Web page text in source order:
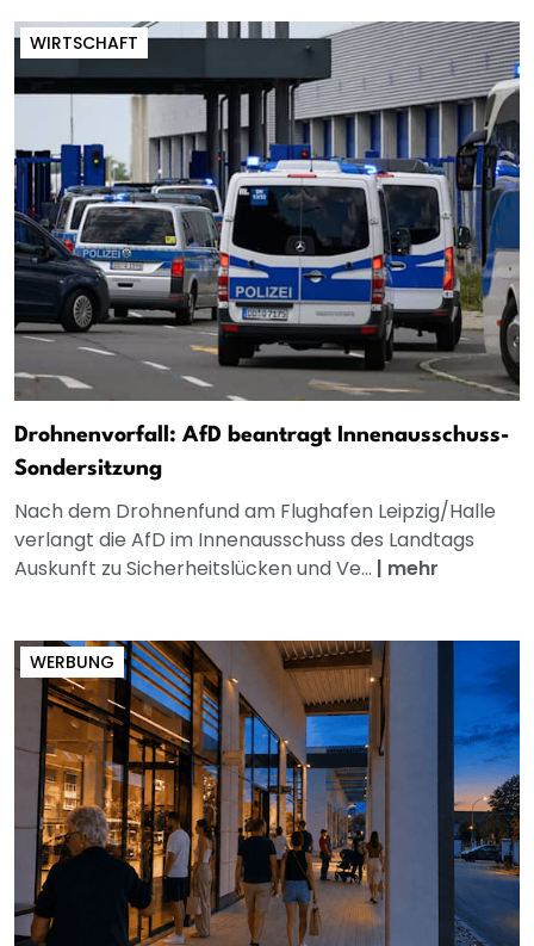
WIRTSCHAFT
Drohnenvorfall: AfD beantragt Innenausschuss-
Sondersitzung
Nach dem Drohnenfund am Flughafen Leipzig/Halle
verlangt die AfD im Innenausschuss des Landtags
Auskunft zu Sicherheitslücken und Ve... | mehr
WERBUNG